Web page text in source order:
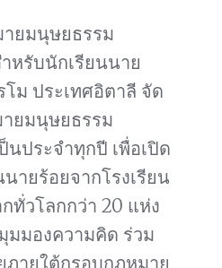
ยมนุษยธรรม
หรับนักเรียนนาย
โม ประเทศอิตาลี จัด
ยมนุษยธรรม
นประจำทุกปี เพื่อเปิด
ายร้อยจากโรงเรียน
ทั่วโลกกว่า 20 แห่ง
มมองความคิด ร่วม
ภายใต้กรอบกฎหมาย